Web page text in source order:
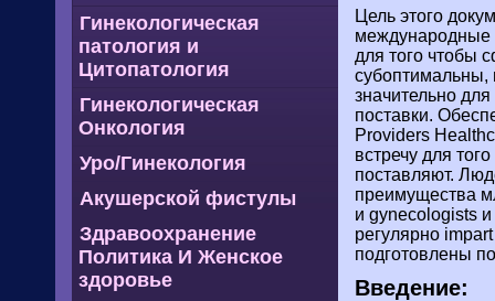
Гинекологическая
патология и
Цитопатология
Гинекологическая
Онкология
Уро/Гинекология
Акушерской фистулы
Здравоохранение
Политика И Женское
здоровье
Цель этого
международные
для того чтобы
субоптимальны,
значительно
поставки.
Providers
встречу для
поставляют.
преимущества
и gynecologists
регулярно
подготовлены
Введение: